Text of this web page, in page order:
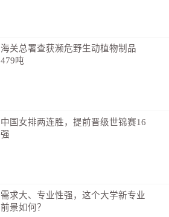
海关总署查获濒危野生动植物制品
479吨
中国女排两连胜，提前晋级世锦赛16
强
需求大、专业性强，这个大学新专业
前景如何？